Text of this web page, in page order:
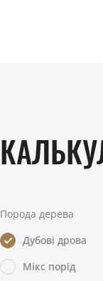
Порода дерева
Дубові дрова
Мікс порід